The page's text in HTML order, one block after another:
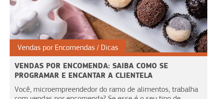
Vendas por Encomendas Dicas
VENDAS POR ENCOMENDA: SAIBA COMO SE
PROGRAMAR E ENCANTAR A CLIENTELA
Você, microempreendedor do ramo de alimentos, trabalha